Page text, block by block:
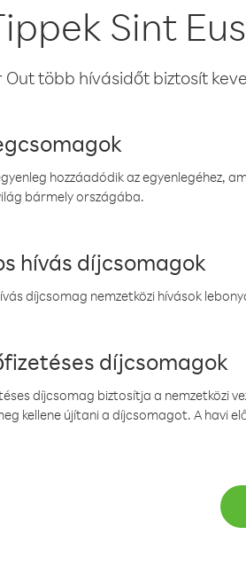
Sint
Out több hívásidőt biztosít
hozzáadódik az egyenlegéhez,
bármely országába.
hívás díjcsomagok
díjcsomag nemzetközi hívások
díjcsomagok
díjcsomag biztosítja a nemzetközi
kellene újítani a díjcsomagot. A havi